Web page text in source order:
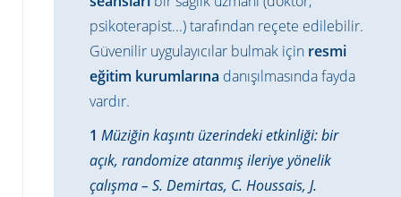
psikoterapist...) tarafından reçete edilebilir.
Güvenilir uygulayıcılar bulmak için resmi
eğitim kurumlarına danışılmasında fayda
vardır.
1 Müziğin kaşıntı üzerindeki etkinliği: bir
açık, randomize atanmış ileriye yönelik
çalışma – S. Demirtas, C. Houssais, J.